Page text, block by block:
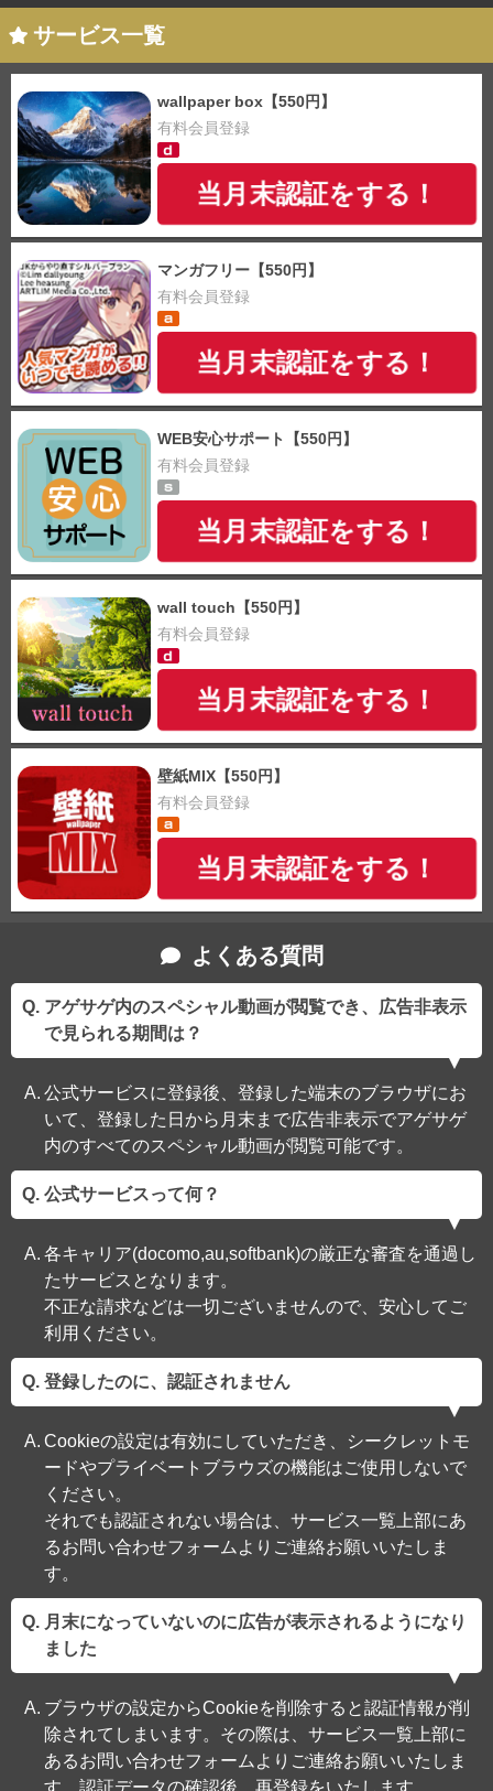
サービス一覧
wallpaper box【550円】
有料会員登録
当月末認証をする！
マンガフリー【550円】
有料会員登録
当月末認証をする！
WEB安心サポート【550円】
有料会員登録
当月末認証をする！
wall touch【550円】
有料会員登録
当月末認証をする！
壁紙MIX【550円】
有料会員登録
当月末認証をする！
よくある質問
アゲサゲ内のスペシャル動画が閲覧でき、広告非表示
で見られる期間は？
公式サービスに登録後、登録した端末のブラウザにお
いて、登録した日から月末まで広告非表示でアゲサゲ
内のすべてのスペシャル動画が閲覧可能です。
公式サービスって何？
各キャリア(docomo,au,softbank)の厳正な審査を通過し
たサービスとなります。
不正な請求などは一切ございませんので、安心してご
利用ください。
登録したのに、認証されません
Cookieの設定は有効にしていただき、シークレットモ
ードやプライベートブラウズの機能はご使用しないで
ください。
それでも認証されない場合は、サービス一覧上部にあ
るお問い合わせフォームよりご連絡お願いいたしま
す。
月末になっていないのに広告が表示されるようになり
ました
ブラウザの設定からCookieを削除すると認証情報が削
除されてしまいます。その際は、サービス一覧上部に
あるお問い合わせフォームよりご連絡お願いいたしま